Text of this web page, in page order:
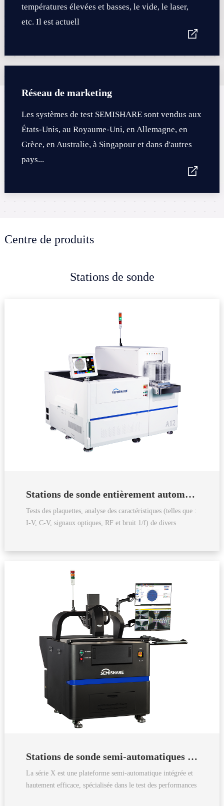
températures élevées et basses, le vide, le laser,
etc. Il est actuell
Réseau de marketing
Les systèmes de test SEMISHARE sont vendus aux
États-Unis, au Royaume-Uni, en Allemagne, en
Grèce, en Australie, à Singapour et dans d'autres
pays...
Centre de produits
Stations de sonde
Stations de sonde entièrement automatiques de la série A
Tests des plaquettes, analyse des caractéristiques (telles que :
I-V, C-V, signaux optiques, RF et bruit 1/f) de divers
Stations de sonde semi-automatiques de la série X
La série X est une plateforme semi-automatique intégrée et
hautement efficace, spécialisée dans le test des performances